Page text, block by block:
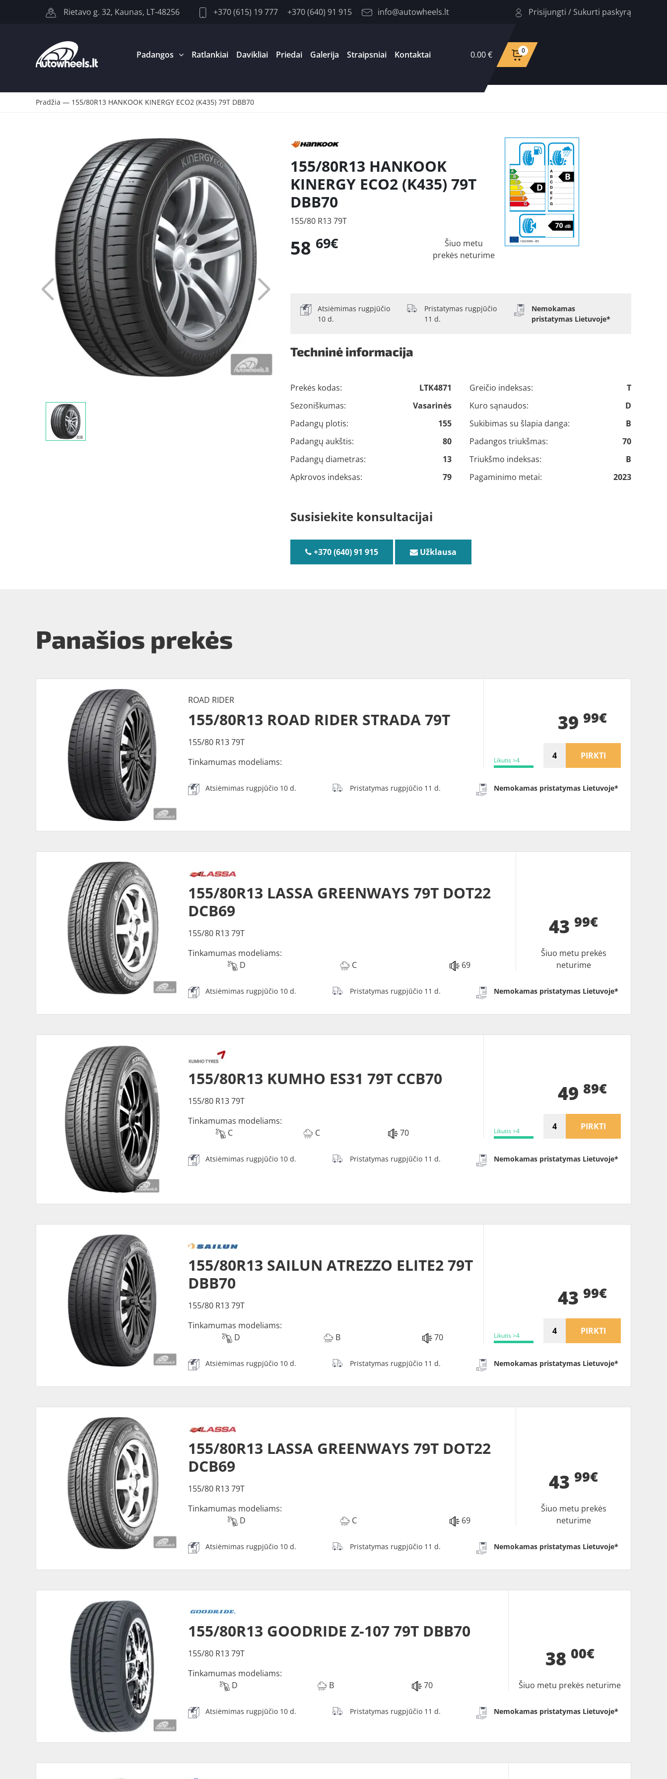
Rietavo g. 32, Kaunas, LT-48256 +370 (615) 19 777 +370 (640) 91 915 info@autowheels.lt Prisijungti / Sukurti paskyrą
Padangos Ratlankiai Davikliai Priedai Galerija Straipsniai Kontaktai 0.00 € 0
Pradžia — 155/80R13 HANKOOK KINERGY ECO2 (K435) 79T DBB70
155/80R13 HANKOOK
KINERGY ECO2 (K435) 79T
DBB70
155/80 R13 79T
58 69€
Šiuo metu
prekės neturime
Atsiėmimas rugpjūčio
10 d.
Pristatymas rugpjūčio
11 d.
Nemokamas
pristatymas Lietuvoje*
Techninė informacija
Prekės kodas:
LTK4871
Sezoniškumas:
Vasarinės
Padangų plotis:
155
Padangų aukštis:
80
Padangų diametras:
13
Apkrovos indeksas:
79
Greičio indeksas:
T
Kuro sąnaudos:
D
Sukibimas su šlapia danga:
B
Padangos triukšmas:
70
Triukšmo indeksas:
B
Pagaminimo metai:
2023
Susisiekite konsultacijai
+370 (640) 91 915 Užklausa
Panašios prekės
ROAD RIDER
155/80R13 ROAD RIDER STRADA 79T
155/80 R13 79T
Tinkamumas modeliams:
Likutis >4
39 99€
PIRKTI
Atsiėmimas rugpjūčio 10 d. Pristatymas rugpjūčio 11 d. Nemokamas pristatymas Lietuvoje*
155/80R13 LASSA GREENWAYS 79T DOT22
DCB69
155/80 R13 79T
Tinkamumas modeliams:
D
C 69
4399€
Šiuo metu prekės
neturime
Atsiėmimas rugpjūčio 10 d. Pristatymas rugpjūčio 11 d. Nemokamas pristatymas Lietuvoje*
155/80R13 KUMHO ES31 79T CCB70
155/80 R13 79T
Tinkamumas modeliams:
C
C 70 Likutis >4
49 89€
PIRKTI
Atsiėmimas rugpjūčio 10 d. Pristatymas rugpjūčio 11 d. Nemokamas pristatymas Lietuvoje*
155/80R13 SAILUN ATREZZO ELITE2 79T
DBB70
155/80 R13 79T
Tinkamumas modeliams:
D
B 70 Likutis >4
43 99€
PIRKTI
Atsiėmimas rugpjūčio 10 d. Pristatymas rugpjūčio 11 d. Nemokamas pristatymas Lietuvoje*
155/80R13 LASSA GREENWAYS 79T DOT22
DCB69
155/80 R13 79T
Tinkamumas modeliams:
D
C 69
4399€
Šiuo metu prekės
neturime
Atsiėmimas rugpjūčio 10 d. Pristatymas rugpjūčio 11 d. Nemokamas pristatymas Lietuvoje*
155/80R13 GOODRIDE Z-107 79T DBB70
155/80 R13 79T
Tinkamumas modeliams:
D
B 70
38 00€
Šiuo metu prekės neturime
Atsiėmimas rugpjūčio 10 d. Pristatymas rugpjūčio 11 d. Nemokamas pristatymas Lietuvoje*